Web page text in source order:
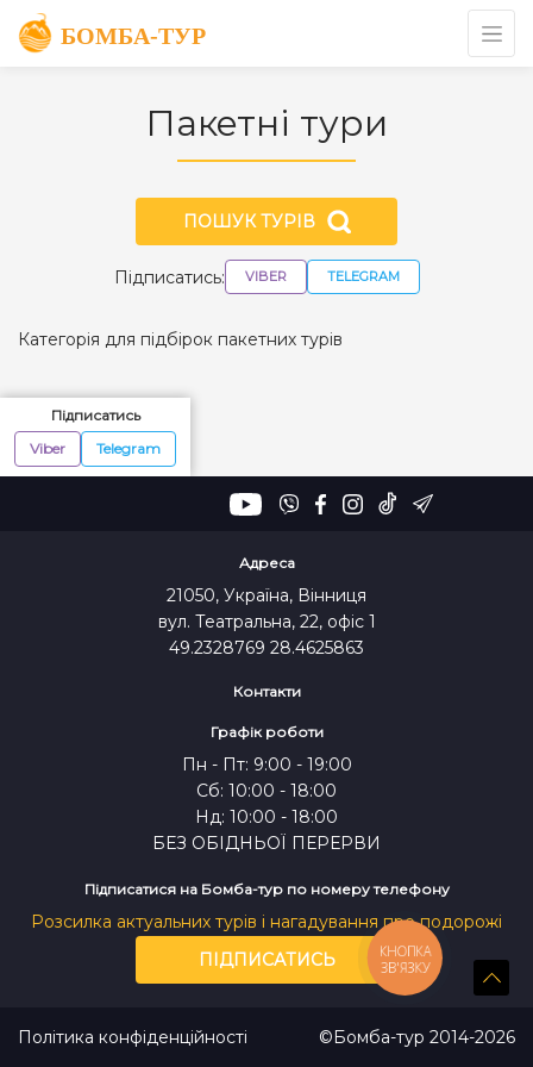
Пакетні тури
ПОШУК ТУРІВ
Підписатись: VIBER TELEGRAM
Категорія для підбірок пакетних турів
Підписатись
Viber
Telegram
Адреса
21050, Україна, Вінниця
вул. Театральна, 22, офіс 1
49.2328769 28.4625863
Контакти
Графік роботи
Пн - Пт: 9:00 - 19:00
Сб: 10:00 - 18:00
Нд: 10:00 - 18:00
БЕЗ ОБІДНЬОЇ ПЕРЕРВИ
Підписатися на Бомба-тур по номеру телефону
Розсилка актуальних турів і нагадування про подорожі
ПІДПИСАТИСЬ
Політика конфіденційності ©Бомба-тур 2014-2026
КНОПКА
ЗВ'ЯЗКУ